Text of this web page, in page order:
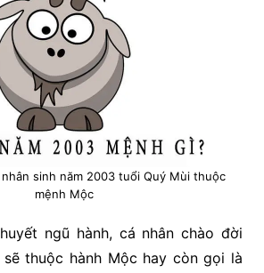
sinh năm 2003 tuổi Quý Mùi thuộc
mệnh Mộc
ngũ hành, cá nhân chào đời
thuộc hành Mộc hay còn gọi là